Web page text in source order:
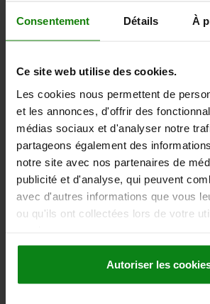
Consentement Détails À
Ce site web utilise des cookies.
Les cookies nous permettent de
et les annonces, d'offrir des
médias sociaux et d'analyser notre
partageons également des
notre site avec nos partenaires de
publicité et d'analyse, qui peuvent
avec d'autres informations que vous
ou qu'ils ont collectées lors de votre
Autoriser les
53,34 €
hors TVA
02008 C
SUPPORT OSCILLANT AVEC JOINT
FORME:C ACIER DE TRAITEMENT,